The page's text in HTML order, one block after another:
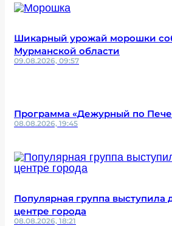
Шикарный урожай морошки
Мурманской области
09.08.2026, 09:57
Программа «Дежурный по
08.08.2026, 19:45
Популярная группа выступила
центре города
08.08.2026, 18:21